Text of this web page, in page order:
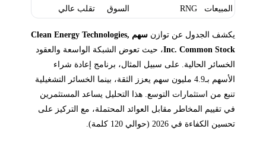
المبيعات
RNG
السوق
تقلب عالي
يكشف الجدول عن توازن
سهم Clean Energy Technologies,
Inc. Common Stock، حيث تعوض الشبكة الواسعة والعقود
الخسائر الحالية. على سبيل المثال، برنامج إعادة شراء
الأسهم بـ4.9 مليون سهم يعزز الثقة، بينما الخسائر التشغيلية
تنبع من استثمارات التوسع. هذا التحليل يساعد المستثمرين
في تقييم المخاطر مقابل العوائد المحتملة، مع التركيز على
تحسين الكفاءة في 2026 (حوالي 120 كلمة).